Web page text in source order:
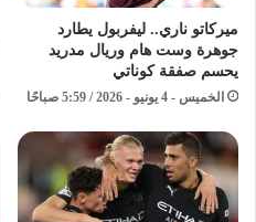
ميركاتو ناري.. ليفربول يطارد
جوهرة وست هام وريال مدريد
يحسم صفقة كوناتي
الخميس - 4 يونيو - 2026 / 5:59 صباحًا